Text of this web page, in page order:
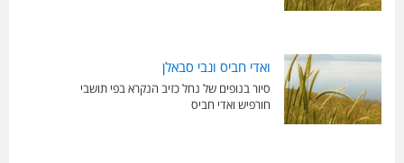
ואדי חביס ונבי סבאלן
סיור בנופים של נחל כזיב הנקרא בפי תושבי
חורפיש ואדי חביס